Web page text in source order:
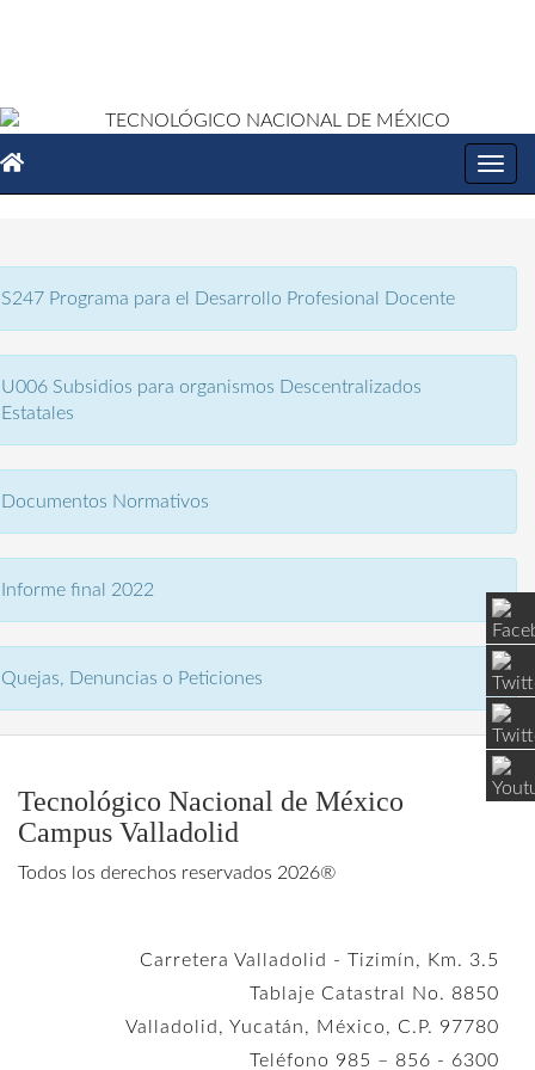
S247 Programa para el Desarrollo Profesional Docente
U006 Subsidios para organismos Descentralizados
Estatales
Documentos Normativos
Informe final 2022
Quejas, Denuncias o Peticiones
Tecnológico Nacional de México
Campus Valladolid
Todos los derechos reservados 2026®
Carretera Valladolid - Tizimín, Km. 3.5
Tablaje Catastral No. 8850
Valladolid, Yucatán, México, C.P. 97780
Teléfono 985 – 856 - 6300